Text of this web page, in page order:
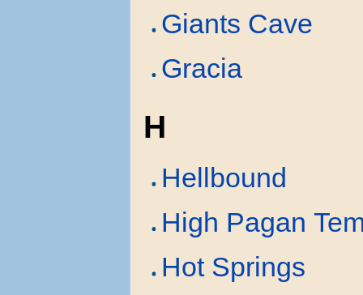
Giants Cave
Gracia
H
Hellbound
High Pagan
Hot Springs